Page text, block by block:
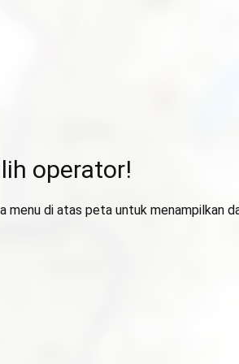
operator!
menu di atas peta untuk menampilkan